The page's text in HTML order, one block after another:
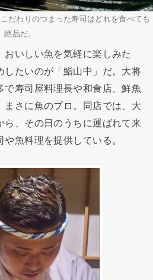
だわりのつまった寿司はどれを食べても
絶品だ。
いしい魚を気軽に楽しみた
したいのが「鮨山中」だ。大将
で寿司屋料理長や和食店、鮮魚
まさに魚のプロ。同店では、大
ら、その日のうちに運ばれて来
魚料理を提供している。